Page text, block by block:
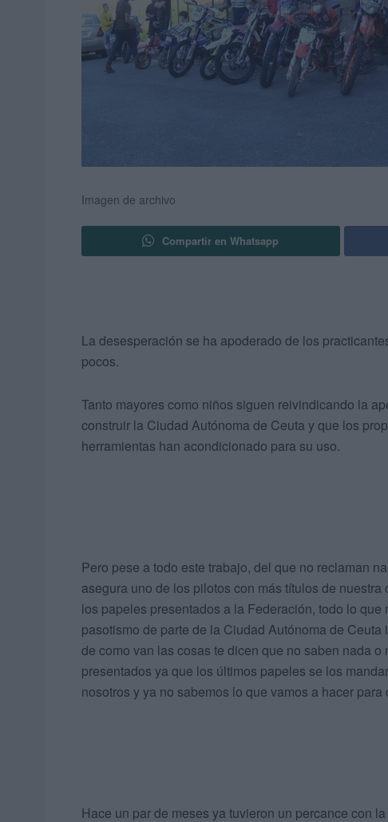
Imagen de archivo
Compartir en Whatsapp
La desesperación se ha apoderado de los
pocos.
Tanto mayores como niños siguen reivindicando la
construir la Ciudad Autónoma de Ceuta y que los
herramientas han acondicionado para su uso.
Pero pese a todo este trabajo, del que no reclaman
asegura uno de los pilotos con más títulos de
los papeles presentados a la Federación, todo lo
pasotismo de parte de la Ciudad Autónoma de
de como van las cosas te dicen que no saben nada
presentados ya que los últimos papeles se los
nosotros y ya no sabemos lo que vamos a hacer para
Hace un par de meses ya tuvieron un percance con